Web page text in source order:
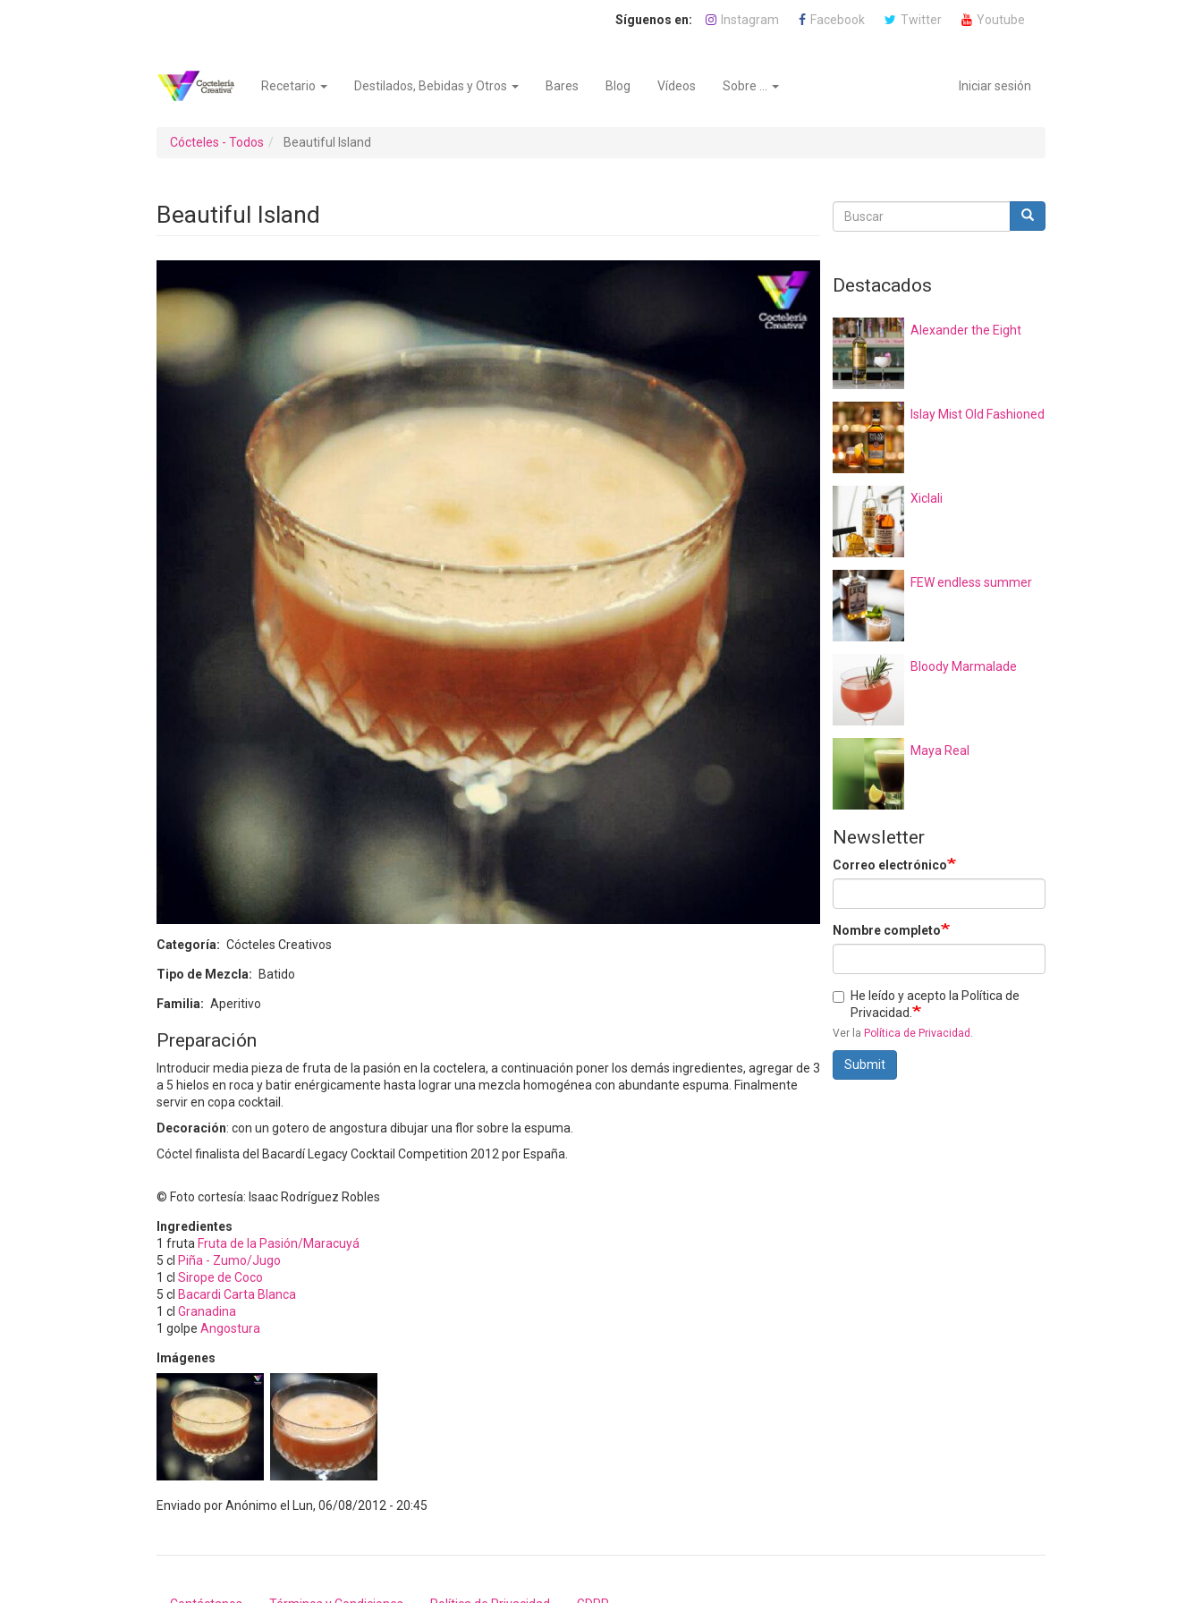
Instagram Facebook Twitter Youtube
NavegaciónRecetario Destilados, Bebidas y Otros Bares Blog Vídeos Sobre ...
Menú
cuenta
de
Iniciar sesión
Cócteles - Todos Beautiful Island
Beautiful Island
Categoría Cócteles Creativos
Tipo de Mezcla Batido
Familia Aperitivo
Preparación
Introducir media pieza de fruta de la pasión en la coctelera, a continuación poner los demás ingredientes, agregar de 3
a 5 hielos en roca y batir enérgicamente hasta lograr una mezcla homogénea con abundante espuma. Finalmente
servir en copa cocktail.
Decoración: con un gotero de angostura dibujar una flor sobre la espuma.
Cóctel finalista del Bacardí Legacy Cocktail Competition 2012 por España.
© Foto cortesía: Isaac Rodríguez Robles
Ingredientes
1 fruta Fruta de la Pasión/Maracuyá
5 cl Piña - Zumo/Jugo
1 cl Sirope de Coco
5 cl Bacardi Carta Blanca
1 cl Granadina
1 golpe Angostura
Imágenes
Enviado porAnónimo el Lun, 06/08/2012 - 20:45
Buscar
Buscar Buscar
Destacados
Alexander the Eight
Islay Mist Old Fashioned
Xiclali
FEW endless summer
Bloody Marmalade
Maya Real
Newsletter
Correo electrónico
Nombre completo
He leído y acepto la Política de
Privacidad.
Ver la Política de Privacidad .
Submit